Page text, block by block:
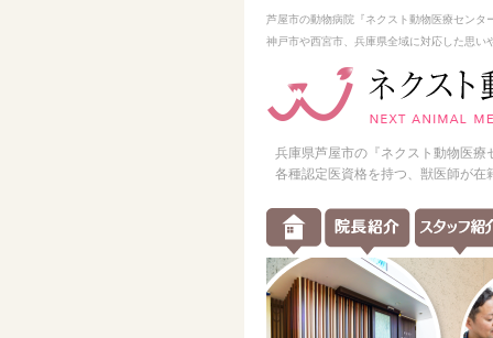
芦屋市の動物病院『ネクスト動物医療セン
神戸市や西宮市、兵庫県全域に対応した思
兵庫県芦屋市の『ネクスト動物医療
各種認定医資格を持つ、獣医師が在